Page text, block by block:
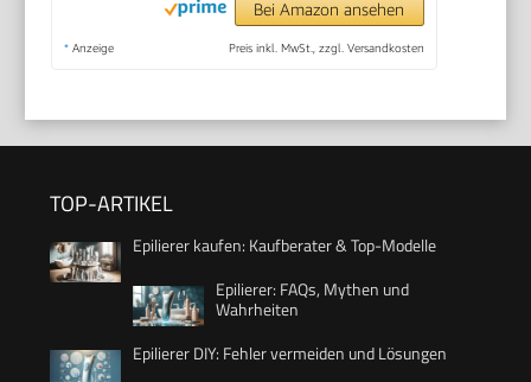
Bei Amazon ansehen
* Anzeige Preis inkl. MwSt., zzgl. Versandkosten
TOP-ARTIKEL
Epilierer kaufen: Kaufberater & Top-Modelle
Epilierer: FAQs, Mythen und
Wahrheiten
Epilierer DIY: Fehler vermeiden und Lösungen